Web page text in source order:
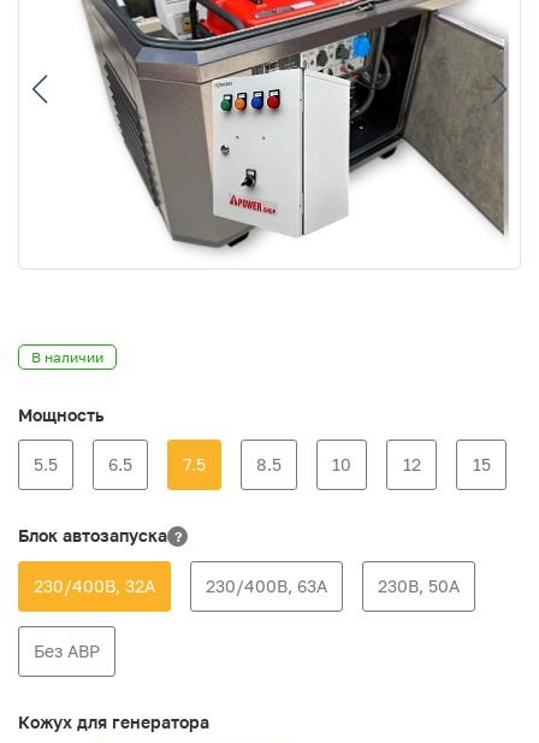
В наличии
Мощность
5.5 6.5 7.5 8.5 10 12 15
Блок автозапуска ?
230/400В, 32А 230/400В, 63А 230В, 50А
Без АВР
Кожух для генератора